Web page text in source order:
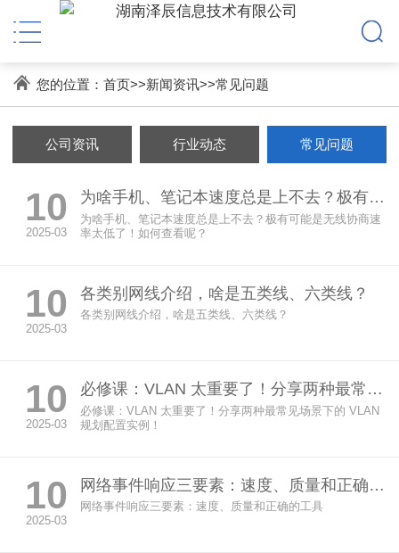
您的位置： 首页>>新闻资讯>>常见问题
公司资讯 行业动态 常见问题
10
2025-03
为啥手机、笔记本速度总是上不去？极有可能是无线协商速率太低了！如何查看呢？
为啥手机、笔记本速度总是上不去？极有可能是无线协商速
率太低了！如何查看呢？
10
2025-03
各类别网线介绍，啥是五类线、六类线？
各类别网线介绍，啥是五类线、六类线？
10
2025-03
必修课：VLAN 太重要了！分享两种最常见场景下的 VLAN 规划配置实例！
必修课：VLAN 太重要了！分享两种最常见场景下的 VLAN
规划配置实例！
10
2025-03
网络事件响应三要素：速度、质量和正确的工具
网络事件响应三要素：速度、质量和正确的工具